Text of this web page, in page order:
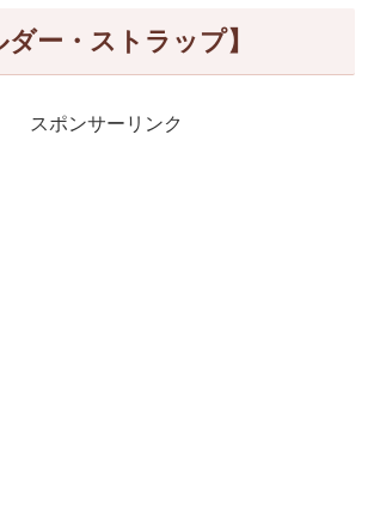
ダー・ストラップ】
スポンサーリンク